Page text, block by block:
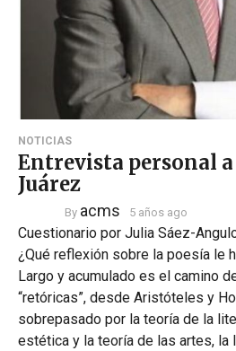
NOTICIAS
Entrevista personal
Juárez
By acms 5 años ago
Cuestionario por Julia Sáez-
¿Qué reflexión sobre la poesía le
Largo y acumulado es el camino
“retóricas”, desde Aristóteles y
sobrepasado por la teoría de la
estética y la teoría de las artes, la